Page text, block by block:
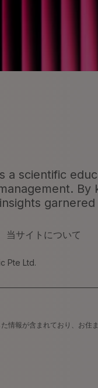
a scientific
insights
当サイトについて
Pte Ltd.
情報が含まれており、お